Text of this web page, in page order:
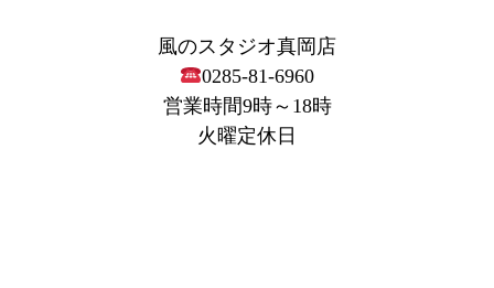
風のスタジオ真岡店
0285-81-6960
営業時間9時～18時
火曜定休日